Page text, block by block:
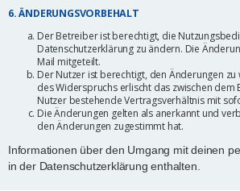
6. ÄNDERUNGSVORBEHALT
Der Betreiber ist berechtigt, die
Datenschutzerklärung zu ändern. Die
Mail mitgeteilt.
Der Nutzer ist berechtigt, den Änderungen zu
des Widerspruchs erlischt das zwischen
Nutzer bestehende Vertragsverhältnis mit
Die Änderungen gelten als anerkannt und
den Änderungen zugestimmt hat.
Informationen über den Umgang mit deinen
in der Datenschutzerklärung enthalten.